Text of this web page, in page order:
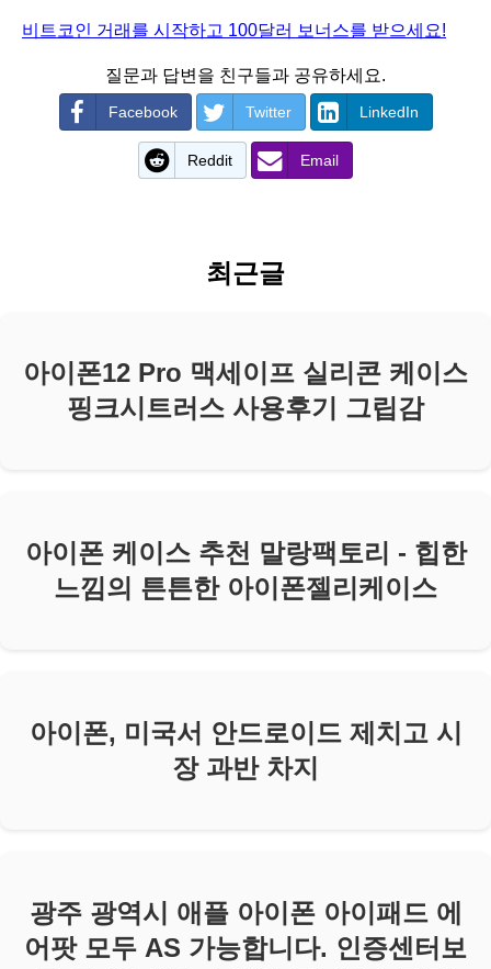
비트코인 거래를 시작하고 100달러 보너스를 받으세요!
질문과 답변을 친구들과 공유하세요.
Facebook Twitter LinkedIn
Reddit Email
최근글
아이폰12 Pro 맥세이프 실리콘 케이스
핑크시트러스 사용후기 그립감
아이폰 케이스 추천 말랑팩토리 - 힙한
느낌의 튼튼한 아이폰젤리케이스
아이폰, 미국서 안드로이드 제치고 시
장 과반 차지
광주 광역시 애플 아이폰 아이패드 에
어팟 모두 AS 가능합니다. 인증센터보